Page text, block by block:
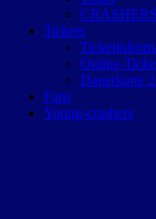
Tickets
Online-
Dauerkarte
Fans
Young-crashers